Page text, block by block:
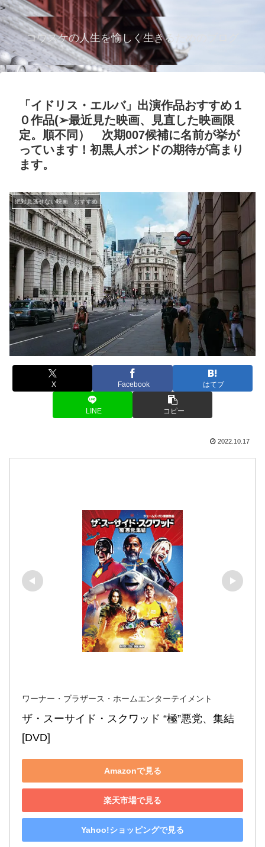
>
コウスケの人生を愉しく生きるためのブログ
「イドリス・エルバ」出演作品おすすめ１
０作品(➢最近見た映画、見直した映画限
定。順不同） 次期007候補に名前が挙が
っています！初黒人ボンドの期待が高まり
ます。
絶対見逃せない映画 おすすめ
X Facebook はてブ
LINE コピー
2022.10.17
ワーナー・ブラザース・ホームエンターテイメント
ザ・スーサイド・スクワッド “極”悪党、集結
[DVD]
Amazonで見る
楽天市場で見る
Yahoo!ショッピングで見る